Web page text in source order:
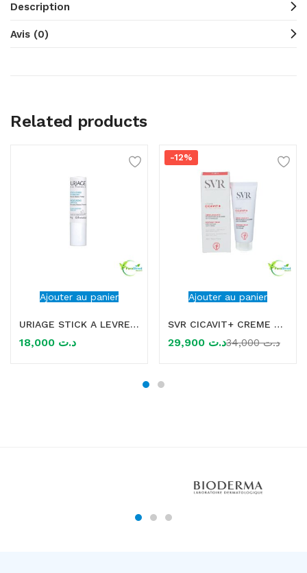
Description
Avis (0)
Related products
Ajouter au panier
URIAGE STICK A LEVRES 4G
د.ت
Ajouter au panier
-12%
SVR CICAVIT+ CREME APAISANTE 40ML
د.ت د.ت34,000